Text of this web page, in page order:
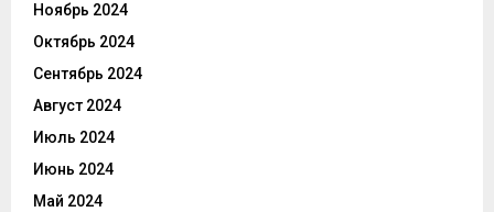
Ноябрь 2024
Октябрь 2024
Сентябрь 2024
Август 2024
Июль 2024
Июнь 2024
Май 2024